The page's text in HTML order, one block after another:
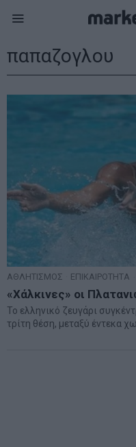
παπαζογλου
ΑΘΛΗΤΙΣΜΟΣ ΕΠΙΚΑΙΡΟΤΗΤΑ
«Χάλκινες» οι
Το ελληνικό ζευγάρι
τρίτη θέση, μεταξύ έντεκα